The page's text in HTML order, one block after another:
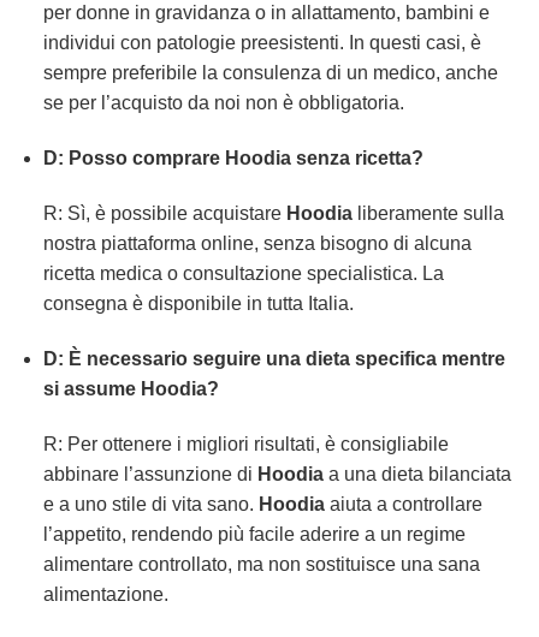
per donne in gravidanza o in allattamento, bambini e
individui con patologie preesistenti. In questi casi, è
sempre preferibile la consulenza di un medico, anche
se per l’acquisto da noi non è obbligatoria.
D: Posso comprare Hoodia senza ricetta?
R: Sì, è possibile acquistare Hoodialiberamente sulla
nostra piattaforma online, senza bisogno di alcuna
ricetta medica o consultazione specialistica. La
consegna è disponibile in tutta Italia.
D: È necessario seguire una dieta specifica mentre
si assume Hoodia?
R: Per ottenere i migliori risultati, è consigliabile
abbinare l’assunzione di Hoodiaa una dieta bilanciata
e a uno stile di vita sano. Hoodiaaiuta a controllare
l’appetito, rendendo più facile aderire a un regime
alimentare controllato, ma non sostituisce una sana
alimentazione.